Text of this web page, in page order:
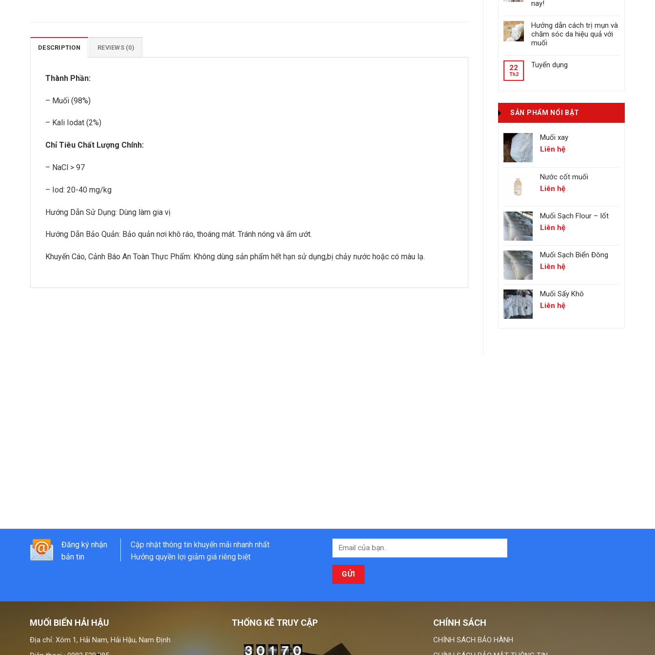
nay!
Hướng dẫn cách trị mụn và
chăm sóc da hiệu quả với
muối
22
Th2
Tuyển dụng
SẢN PHẨM NỔI BẬT
Muối xay
Liên hệ
Nước cốt muối
Liên hệ
Muối Sạch Flour – Iốt
Liên hệ
Muối Sạch Biển Đông
Liên hệ
Muối Sấy Khô
Liên hệ
DESCRIPTION REVIEWS (0)
Thành Phần:
– Muối (98%)
– Kali Iodat (2%)
Chỉ Tiêu Chất Lượng Chính:
– NaCl > 97
– Iod: 20-40 mg/kg
Hướng Dẫn Sử Dụng: Dùng làm gia vị
Hướng Dẫn Bảo Quản: Bảo quản nơi khô ráo, thoáng mát. Tránh nóng và ẩm ướt.
Khuyến Cáo, Cảnh Báo An Toàn Thực Phẩm: Không dùng sản phẩm hết hạn sử dụng,bị chảy nước hoặc có màu lạ.
Đăng ký nhận
bản tin
Cập nhật thông tin khuyến mãi nhanh nhất
Hưởng quyền lợi giảm giá riêng biệt
MUỐI BIỂN HẢI HẬU
Địa chỉ: Xóm 1, Hải Nam, Hải Hậu, Nam Định
THỐNG KÊ TRUY CẬP CHÍNH SÁCH
CHÍNH SÁCH BẢO HÀNH